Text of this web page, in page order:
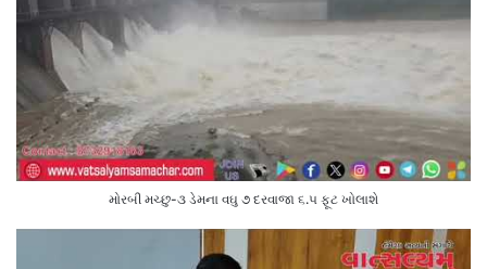
મોરબી મચ્છુ-૩ ડેમના વઘુ ૭ દરવાજા ૬.૫ ફૂટ ખોલાશે